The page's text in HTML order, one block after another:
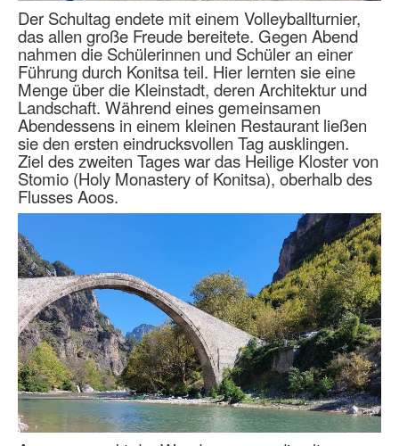
Der Schultag endete mit einem Volleyballturnier,
das allen große Freude bereitete. Gegen Abend
nahmen die Schülerinnen und Schüler an einer
Führung durch Konitsa teil. Hier lernten sie eine
Menge über die Kleinstadt, deren Architektur und
Landschaft. Während eines gemeinsamen
Abendessens in einem kleinen Restaurant ließen
sie den ersten eindrucksvollen Tag ausklingen.
Ziel des zweiten Tages war das Heilige Kloster von
Stomio (Holy Monastery of Konitsa), oberhalb des
Flusses Aoos.